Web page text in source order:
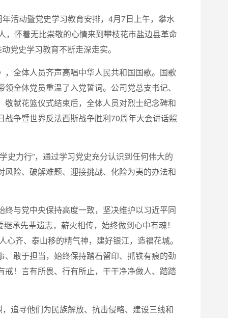
活动暨党史学习教育安排，4月7日上午，攀水
怀着无比崇敬的心情来到攀枝花市盐边县革命
党史学习教育不断走深走实。
全体人员齐声高唱中华人民共和国国歌。国歌
全体党员重温了入党誓词。公司党总支书记、
献花篮仪式结束后，全体人员对烈士纪念碑和
争暨世界反法西斯战争胜利70周年大会讲话照
史力行”，通过学习党史充分认识到任何伟大的
险、破解难题、迎接挑战、化险为夷的办法和
与党中央保持高度一致，坚决维护以习近平同
承先辈遗志，薪火相传，始终做到心中有魂！
心齐、泰山移的精气神，建好银江，造福花城。
敢于担当，始终保持踏石留印、抓铁有痕的劲
！言有所畏、行有所止，干干净净做人、踏踏
追寻他们为民族解放、抗击侵略、建设三线和